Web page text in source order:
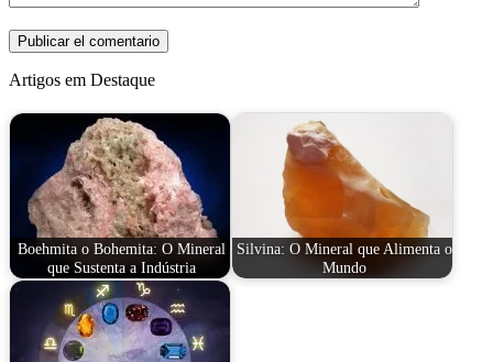
Artigos em Destaque
Boehmita o Bohemita: O Mineral
que Sustenta a Indústria
Silvina: O Mineral que Alimenta o
Mundo